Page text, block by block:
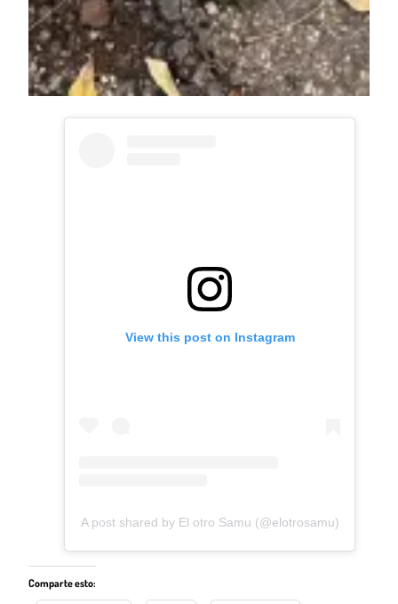
View this post on Instagram
A post shared by El otro Samu (@elotrosamu)
Comparte esto: